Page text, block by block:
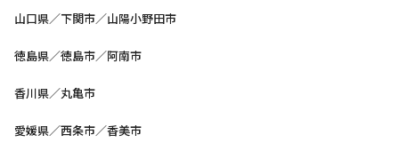
山口県／下関市／山陽小野田市
徳島県／徳島市／阿南市
香川県／丸亀市
愛媛県／西条市／香美市